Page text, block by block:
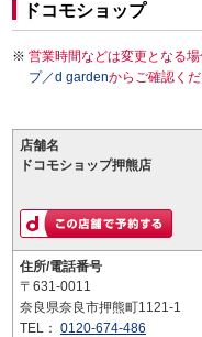
ドコモショップ
営業時間などは変更となる
プ／d gardenからご確認くだ
店舗名
ドコモショップ押熊店
住所/電話番号
〒631-0011
奈良県奈良市押熊町1121-1
TEL： 0120-674-486